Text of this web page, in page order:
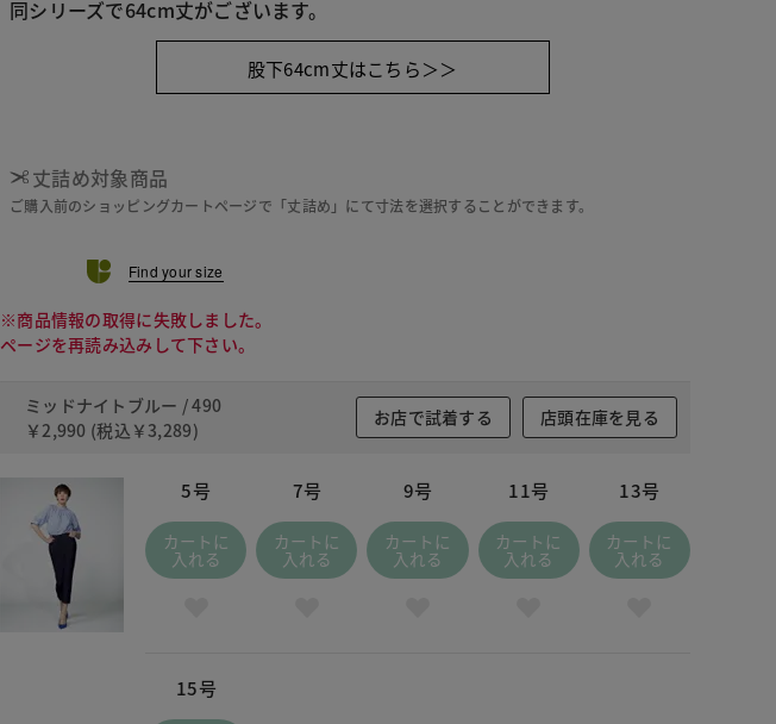
同シリーズで64cm丈がございます。
股下64cm丈はこちら＞＞
丈詰め対象商品
ご購入前のショッピングカートページで「丈詰め」にて寸法を選択することができます。
Find your size
※商品情報の取得に失敗しました。
ページを再読み込みして下さい。
ミッドナイトブルー / 490
￥2,990 (税込 ￥3,289)
お店で試着する 店頭在庫を見る
5号
カートに
入れる
7号
カートに
入れる
9号
カートに
入れる
11号
カートに
入れる
13号
カートに
入れる
15号